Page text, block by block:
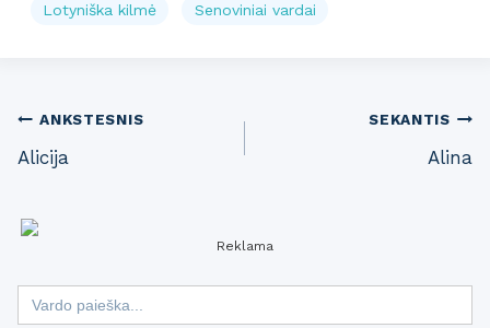
Lotyniška kilmė Senoviniai vardai
Post
navigation
ANKSTESNIS
Alicija
SEKANTIS
Alina
Reklama
Search
for: